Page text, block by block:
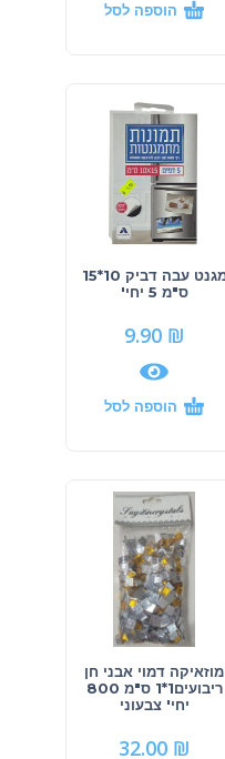
הוספה לסל
מגנט עבה דביק 10*15
ס"מ 5 יחי'
9.90 ₪
הוספה לסל
מוזאיקה דמוי אבני חן
ריבועים1*1 ס"מ 800
יחי' צבעוני
32.00 ₪